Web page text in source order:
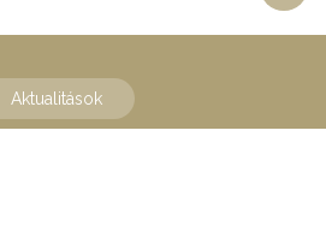
Aktualitások